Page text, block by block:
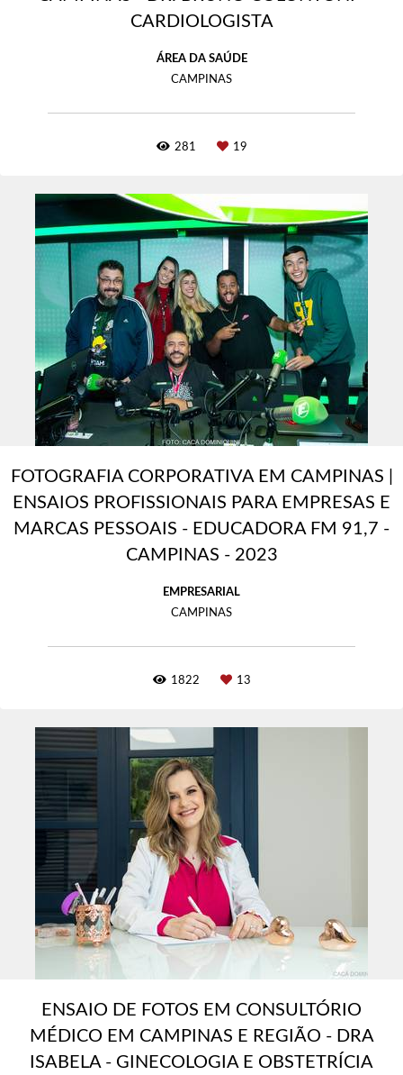
CARDIOLOGISTA
ÁREA DA SAÚDE
CAMPINAS
281 19
FOTOGRAFIA CORPORATIVA EM CAMPINAS |
ENSAIOS PROFISSIONAIS PARA EMPRESAS E
MARCAS PESSOAIS - EDUCADORA FM 91,7 -
CAMPINAS - 2023
EMPRESARIAL
CAMPINAS
1822 13
ENSAIO DE FOTOS EM CONSULTÓRIO
MÉDICO EM CAMPINAS E REGIÃO - DRA
ISABELA - GINECOLOGIA E OBSTETRÍCIA